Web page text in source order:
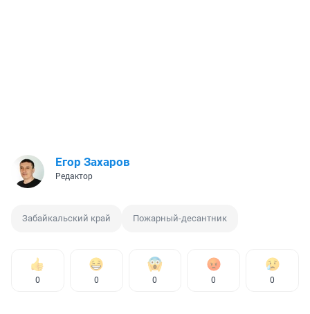
Егор Захаров
Редактор
Забайкальский край Пожарный-десантник
0 0 0 0 0